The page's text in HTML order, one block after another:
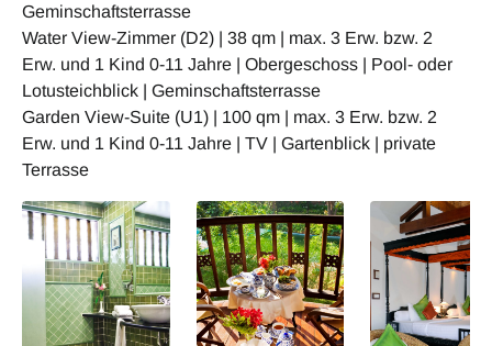
Geminschaftsterrasse
Water View-Zimmer (D2) | 38 qm | max. 3 Erw. bzw. 2
Erw. und 1 Kind 0-11 Jahre | Obergeschoss | Pool- oder
Lotusteichblick | Geminschaftsterrasse
Garden View-Suite (U1) | 100 qm | max. 3 Erw. bzw. 2
Erw. und 1 Kind 0-11 Jahre | TV | Gartenblick | private
Terrasse